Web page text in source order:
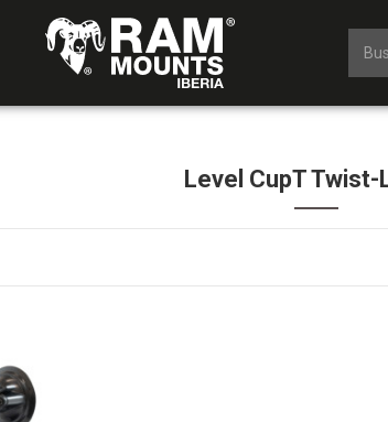
Level CupT Twist-